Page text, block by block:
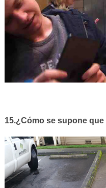
15.¿Cómo se supone